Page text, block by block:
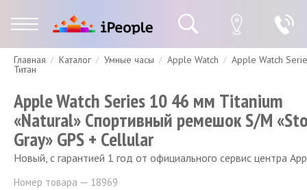
Гарантия Доставка и оплата Спецпредложения Скидки
Главная Каталог Умные часы Apple Watch Apple Watch
Титан
Apple Watch Series 10 46 мм Titanium
«Natural» Спортивный ремешок S/M
Gray» GPS + Cellular
Новый, с гарантией 1 год от официального сервис центра
Номер товара — 18969